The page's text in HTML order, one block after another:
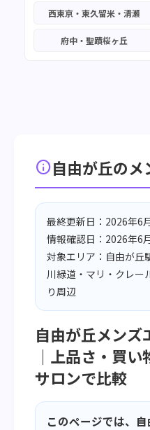
西東京・東久留米・清瀬
府中・聖蹟桜ヶ丘
info自由が丘の
最終更新日：2026年6
情報確認日：2026年6
対象エリア：自由が丘
川緑道・マリ・クレー
り周辺
自由が丘メンズ
｜上品さ・買
サロンで比較
このページでは、